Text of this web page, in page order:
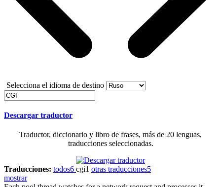
Selecciona el idioma de destino
Descargar traductor
Traductor, diccionario y libro de frases, más de 20 lenguas,
traducciones seleccionadas.
Traducciones: todos6 cgi1 otras traducciones5
mostrar